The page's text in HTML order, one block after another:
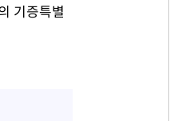
기증특별